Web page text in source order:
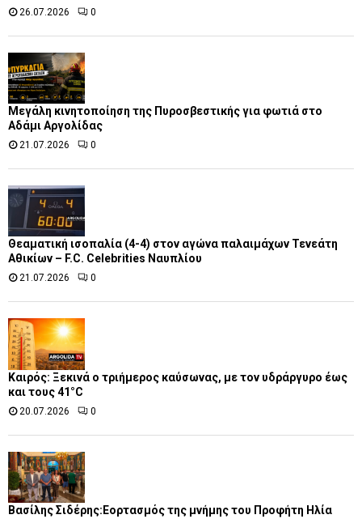
26.07.2026 0
Μεγάλη κινητοποίηση της Πυροσβεστικής για φωτιά στο
Αδάμι Αργολίδας
21.07.2026 0
Θεαματική ισοπαλία (4-4) στον αγώνα παλαιμάχων Τενεάτη
Αθικίων – F.C. Celebrities Ναυπλίου
21.07.2026 0
Καιρός: Ξεκινά ο τριήμερος καύσωνας, με τον υδράργυρο έως
και τους 41°C
20.07.2026 0
Βασίλης Σιδέρης:Εορτασμός της μνήμης του Προφήτη Ηλία